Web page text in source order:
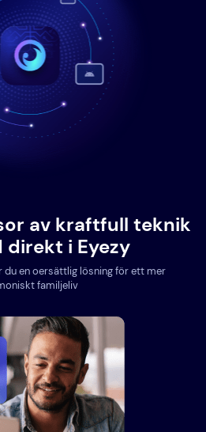
av kraftfull teknik
direkt i Eyezy
du en oersättlig lösning för ett mer
familjeliv